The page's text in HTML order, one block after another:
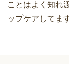
ことはよく知れ
ップケアしてま